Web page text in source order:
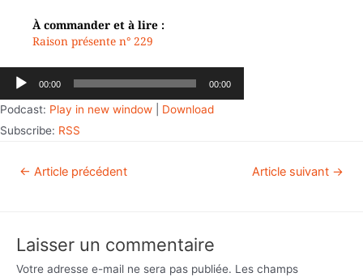
À commander et à lire :
Raison présente n° 229
Lecteur
00:00 00:00
Podcast: Play in new window
Download
Subscribe: RSS
← Article précédent Article suivant →
Laisser un commentaire
Votre adresse e-mail ne sera pas publiée. Les champs